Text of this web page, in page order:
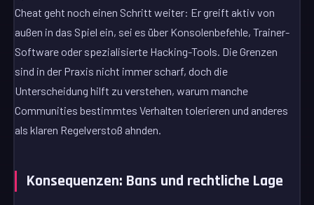
Cheat geht noch einen Schritt weiter: Er greift aktiv von
außen in das Spiel ein, sei es über Konsolenbefehle, Trainer-
Software oder spezialisierte Hacking-Tools. Die Grenzen
sind in der Praxis nicht immer scharf, doch die
Unterscheidung hilft zu verstehen, warum manche
Communities bestimmtes Verhalten tolerieren und anderes
als klaren Regelverstoß ahnden.
Konsequenzen: Bans und rechtliche Lage